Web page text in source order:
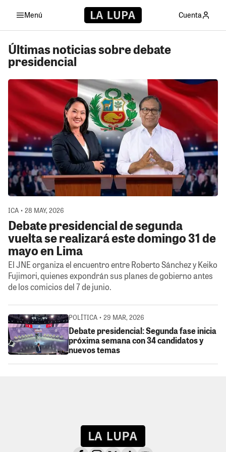
Menú Cuenta
Últimas noticias sobre debate
presidencial
ICA • 28 MAY, 2026
Debate presidencial de segunda
vuelta se realizará este domingo 31 de
mayo en Lima
El JNE organiza el encuentro entre Roberto Sánchez y Keiko
Fujimori, quienes expondrán sus planes de gobierno antes
de los comicios del 7 de junio.
POLÍTICA • 29 MAR, 2026
Debate presidencial: Segunda fase inicia
próxima semana con 34 candidatos y
nuevos temas